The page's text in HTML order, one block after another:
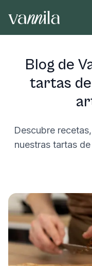
Blog de
tartas
Descubre
nuestras tartas